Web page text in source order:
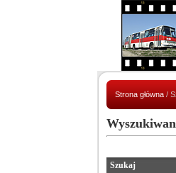
Strona główna/
Szukaj